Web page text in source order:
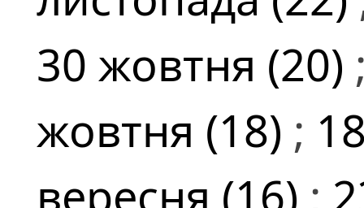
30 жовтня (20)
жовтня (18) ;
вересня (16) ;